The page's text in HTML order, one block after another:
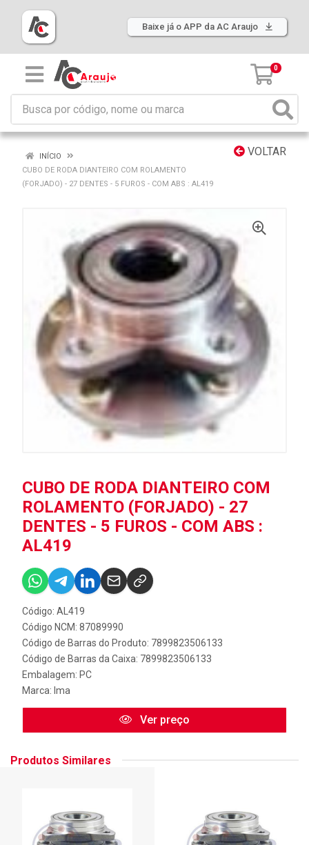
Baixe já o APP da AC Araujo
0
VOLTAR
INÍCIO
CUBO DE RODA DIANTEIRO COM ROLAMENTO
(FORJADO) - 27 DENTES - 5 FUROS - COM ABS : AL419
CUBO DE RODA DIANTEIRO COM
ROLAMENTO (FORJADO) - 27
DENTES - 5 FUROS - COM ABS :
AL419
Código: AL419
Código NCM: 87089990
Código de Barras do Produto: 7899823506133
Código de Barras da Caixa: 7899823506133
Embalagem: PC
Marca: Ima
Ver preço
Produtos Similares